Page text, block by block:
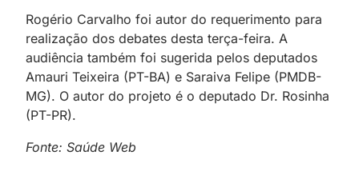
Rogério Carvalho foi autor do requerimento para
realização dos debates desta terça-feira. A
audiência também foi sugerida pelos deputados
Amauri Teixeira (PT-BA) e Saraiva Felipe (PMDB-
MG). O autor do projeto é o deputado Dr. Rosinha
(PT-PR).
Fonte: Saúde Web